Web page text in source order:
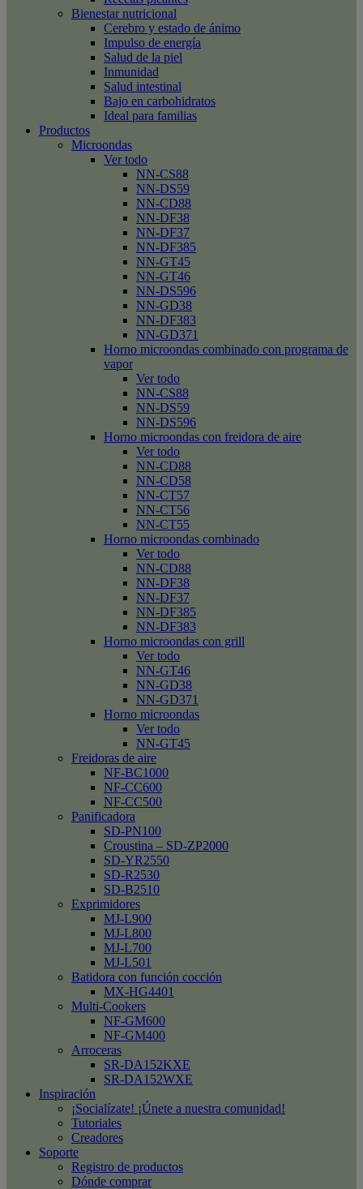
Bienestar nutricional
Cerebro y estado de ánimo
Impulso de energía
Salud de la piel
Inmunidad
Salud intestinal
Bajo en carbohidratos
Ideal para familias
Productos
Microondas
Ver todo
NN-CS88
NN-DS59
NN-CD88
NN-DF38
NN-DF37
NN-DF385
NN-GT45
NN-GT46
NN-DS596
NN-GD38
NN-DF383
NN-GD371
Horno microondas combinado con programa de
vapor
Ver todo
NN-CS88
NN-DS59
NN-DS596
Horno microondas con freidora de aire
Ver todo
NN-CD88
NN-CD58
NN-CT57
NN-CT56
NN-CT55
Horno microondas combinado
Ver todo
NN-CD88
NN-DF38
NN-DF37
NN-DF385
NN-DF383
Horno microondas con grill
Ver todo
NN-GT46
NN-GD38
NN-GD371
Horno microondas
Ver todo
NN-GT45
Freidoras de aire
NF-BC1000
NF-CC600
NF-CC500
Panificadora
SD-PN100
Croustina – SD-ZP2000
SD-YR2550
SD-R2530
SD-B2510
Exprimidores
MJ-L900
MJ-L800
MJ-L700
MJ-L501
Batidora con función cocción
MX-HG4401
Multi-Cookers
NF-GM600
NF-GM400
Arroceras
SR-DA152KXE
SR-DA152WXE
Inspiración
¡Socialízate! ¡Únete a nuestra comunidad!
Tutoriales
Creadores
Soporte
Registro de productos
Dónde comprar